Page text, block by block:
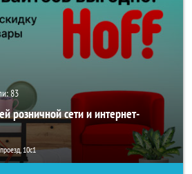
83
розничной сети и интернет-
10с1